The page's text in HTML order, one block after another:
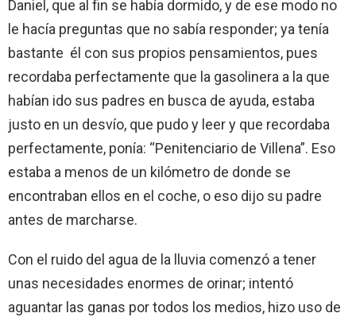
Daniel, que al fin se había dormido, y de ese modo no
le hacía preguntas que no sabía responder; ya tenía
bastante él con sus propios pensamientos, pues
recordaba perfectamente que la gasolinera a la que
habían ido sus padres en busca de ayuda, estaba
justo en un desvío, que pudo y leer y que recordaba
perfectamente, ponía: “Penitenciario de Villena”. Eso
estaba a menos de un kilómetro de donde se
encontraban ellos en el coche, o eso dijo su padre
antes de marcharse.
Con el ruido del agua de la lluvia comenzó a tener
unas necesidades enormes de orinar; intentó
aguantar las ganas por todos los medios, hizo uso de